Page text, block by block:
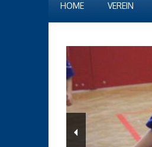
HOME VEREIN